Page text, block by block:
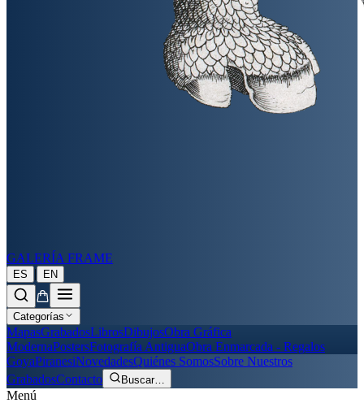
GALERÍA FRAME
ES | EN
Categorías
MapasGrabadosLibrosDibujosObra Gráfica
ModernaPostersFotografía AntiguaObra Enmarcada - Regalos
GoyaPiranesiNovedadesQuiénes SomosSobre Nuestros
GrabadosContacto Buscar…
Menú